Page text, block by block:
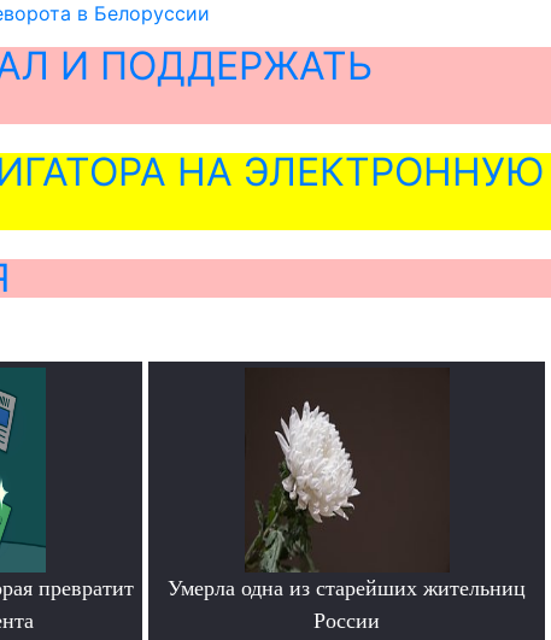
в Белоруссии
И ПОДДЕРЖАТЬ
НА ЭЛЕКТРОННУЮ
превратит
Умерла одна из старейших жительниц
России